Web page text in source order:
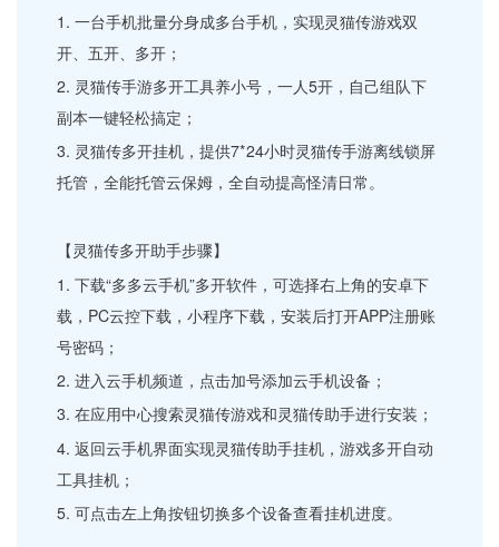
1. 一台手机批量分身成多台手机，实现灵猫传游戏双
开、五开、多开；
2. 灵猫传手游多开工具养小号，一人5开，自己组队下
副本一键轻松搞定；
3. 灵猫传多开挂机，提供7*24小时灵猫传手游离线锁屏
托管，全能托管云保姆，全自动提高怪清日常。
【灵猫传多开助手步骤】
1. 下载“多多云手机”多开软件，可选择右上角的安卓下
载，PC云控下载，小程序下载，安装后打开APP注册账
号密码；
2. 进入云手机频道，点击加号添加云手机设备；
3. 在应用中心搜索灵猫传游戏和灵猫传助手进行安装；
4. 返回云手机界面实现灵猫传助手挂机，游戏多开自动
工具挂机；
5. 可点击左上角按钮切换多个设备查看挂机进度。